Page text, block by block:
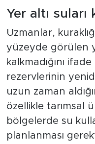
Yer altı
Uzmanlar,
yüzeyde görülen
kalkmadığını
rezervlerinin
uzun zaman
özellikle tarımsal
bölgelerde su
planlanması